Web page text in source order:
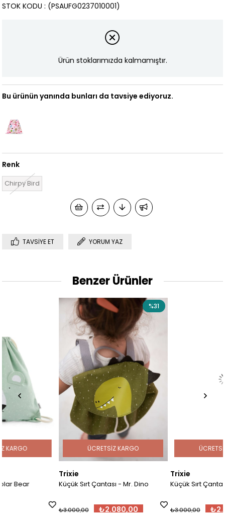
(PSAUFG0237010001)
STOK KODU
Ürün stoklarımızda kalmamıştır.
Bu ürünün yanında bunları da tavsiye ediyoruz.
Renk
Chirpy Bird
TAVSIYE ET YORUM YAZ
Benzer Ürünler
Küçük Sırt Çantası - Mr. Dino
₺2.080,00
%31
ÜCRETSIZ KARGO
Küçük Sırt Çantası - Mr. Fox
₺2.080,00
₺3.000,00
ÜCRETSIZ KARGO